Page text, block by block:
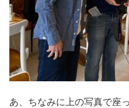
あ、ちなみに上の写真で座